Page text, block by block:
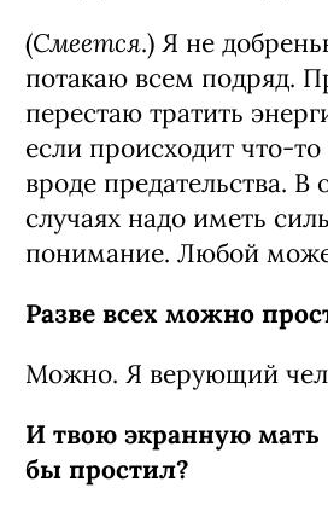
(Смеется.) Я не
потакаю всем подряд.
перестаю тратить
если происходит что-то
вроде предательства. В
случаях надо иметь
понимание. Любой
Разве всех можно
Можно. Я верующий
И твою экранную мать
бы простил?